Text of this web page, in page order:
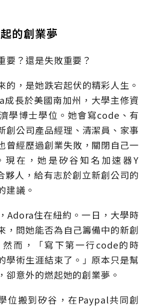
的創業夢
要？還是失敗重要？
的，是她跌宕起伏的精彩人生。
成長於美國南加州，大學主修資
學博士學位。她會寫code、有
創公司產品經理、清潔員、家事
曾經歷過創業失敗，關閉自己一
現在，她是矽谷知名加速器Y
人，給有志於創立新創公司的
建議。
Adora住在紐約。一日，大學時
，問她能否為自己籌備中的新創
而，「寫下第一行code的時
學術生涯結束了。」原本只是幫
卻意外的燃起她的創業夢。
位搬到矽谷，在Paypal共同創